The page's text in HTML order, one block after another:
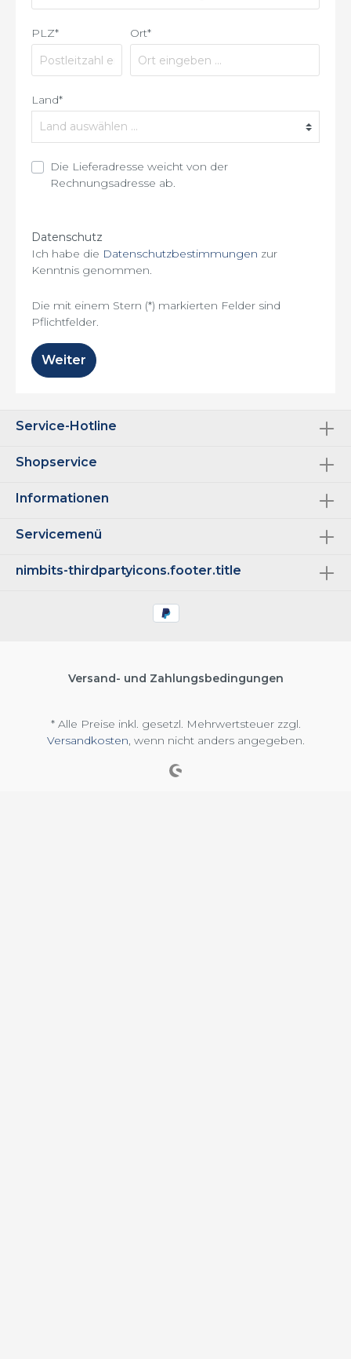
PLZ* Ort*
Land*
Die Lieferadresse weicht von der
Rechnungsadresse ab.
Datenschutz
Ich habe die Datenschutzbestimmungen zur
Kenntnis genommen.
Die mit einem Stern (*) markierten Felder sind
Pflichtfelder.
Weiter
Service-Hotline
Shopservice
Informationen
Servicemenü
nimbits-thirdpartyicons.footer.title
Versand- und Zahlungsbedingungen
* Alle Preise inkl. gesetzl. Mehrwertsteuer zzgl.
Versandkosten , wenn nicht anders angegeben.